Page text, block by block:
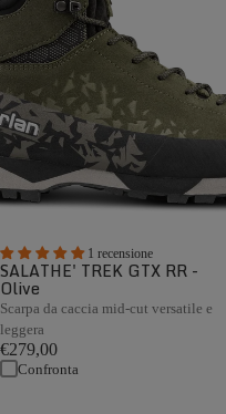
1 recensione
SALATHE' TREK GTX RR -
Olive
Scarpa da caccia mid-cut versatile e
leggera
€279,00
Confronta